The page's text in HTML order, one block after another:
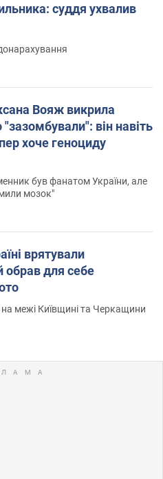
суддя ухвалив
Вояж викрила
"зазомбували": він навіть
хоче геноциду
був фанатом України, але
мозок"
врятували
обрав для себе
межі Київщині та Черкащини